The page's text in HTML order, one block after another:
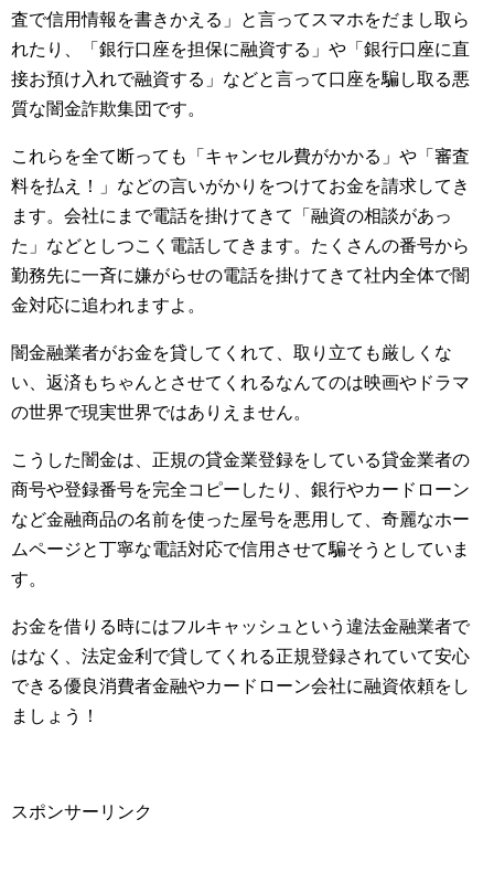
査で信用情報を書きかえる」と言ってスマホをだまし取ら
れたり、「銀行口座を担保に融資する」や「銀行口座に直
接お預け入れで融資する」などと言って口座を騙し取る悪
質な闇金詐欺集団です。
これらを全て断っても「キャンセル費がかかる」や「審査
料を払え！」などの言いがかりをつけてお金を請求してき
ます。会社にまで電話を掛けてきて「融資の相談があっ
た」などとしつこく電話してきます。たくさんの番号から
勤務先に一斉に嫌がらせの電話を掛けてきて社内全体で闇
金対応に追われますよ。
闇金融業者がお金を貸してくれて、取り立ても厳しくな
い、返済もちゃんとさせてくれるなんてのは映画やドラマ
の世界で現実世界ではありえません。
こうした闇金は、正規の貸金業登録をしている貸金業者の
商号や登録番号を完全コピーしたり、銀行やカードローン
など金融商品の名前を使った屋号を悪用して、奇麗なホー
ムページと丁寧な電話対応で信用させて騙そうとしていま
す。
お金を借りる時にはフルキャッシュという違法金融業者で
はなく、法定金利で貸してくれる正規登録されていて安心
できる優良消費者金融やカードローン会社に融資依頼をし
ましょう！
スポンサーリンク